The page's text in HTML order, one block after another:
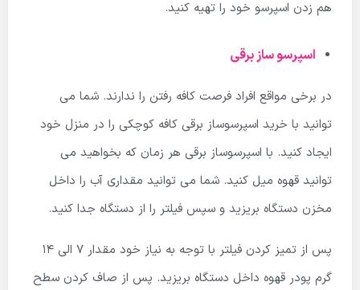
هم زدن اسپرسو خود را تهیه کنید.
اسپرسو ساز برقی
در برخی مواقع افراد فرصت کافه رفتن را ندارند. شما می
توانید با خرید اسپرسوساز برقی کافه کوچکی را در منزل خود
ایجاد کنید. با اسپرسوساز برقی هر زمان که بخواهید می
توانید قهوه میل کنید. شما می توانید مقداری آب را داخل
مخزن دستگاه بریزید و سپس فیلتر را از دستگاه جدا کنید.
پس از تمیز کردن فیلتر با توجه به نیاز خود مقدار 7 الی 14
گرم پودر قهوه داخل دستگاه بریزید. پس از صاف کردن سطح